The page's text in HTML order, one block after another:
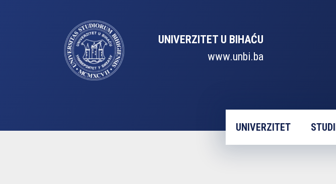
UNIVERZITET U BIHAĆU
www.unbi.ba
UNIVERZITET